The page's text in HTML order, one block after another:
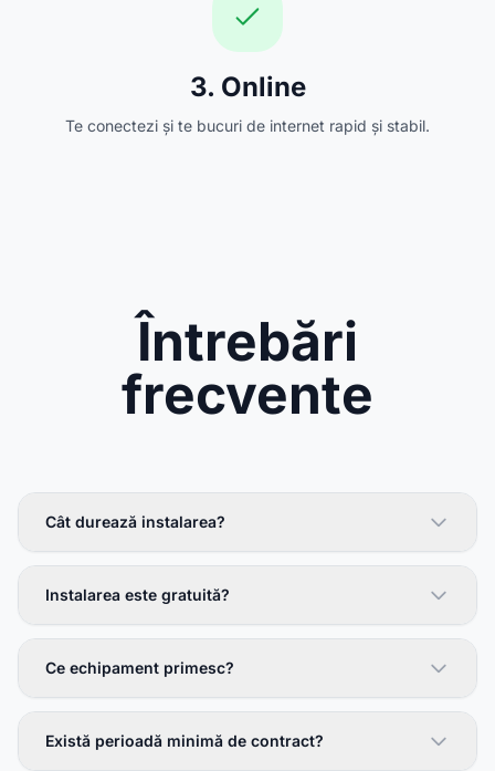
3. Online
Te conectezi și te bucuri de internet rapid și stabil.
Întrebări
frecvente
Cât durează instalarea?
Instalarea este gratuită?
Ce echipament primesc?
Există perioadă minimă de contract?